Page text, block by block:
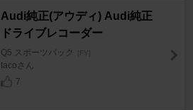
Audi純正(アウディ) Audi純正
ドライブレコーダー
Q5 スポーツバック [FY]
tacoさん
7